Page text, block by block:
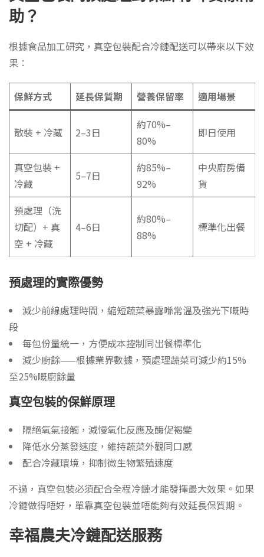
助？
根據食品加工研究，真空包裝配合冷鏈配送可以帶來以下效
果：
保鮮方式 延長保質期 營養保留率 適用場景
散裝 + 冷藏 2–3日
約70%–
80%
即日使用
真空包裝 +
冷藏
5–7日
約85%–
92%
中央廚房備
貨
預處理（洗
切配）+ 真
空 + 冷藏
4–6日
約80%–
88%
標準化出餐
預處理的實際優勢
減少前線處理時間，縮短蔬菜暴露喺常溫及強光下嘅時
段
每包份量統一，方便成本控制同出餐標準化
減少廚餘——根據業界數據，預處理蔬菜可減少約15%
至25%嘅廚餘量
真空包裝的保鮮原理
隔絕氧氣接觸，減慢氧化反應及酶促褐變
降低水分蒸發速度，維持蔬菜外觀同口感
配合冷藏環境，抑制微生物繁殖速度
不過，真空包裝必須配合全程冷鏈才能發揮最大效果。如果
冷鏈做得唔好，單靠真空包裝並唔能夠有效延長保質期。
幸福農夫冷鏈配送服務